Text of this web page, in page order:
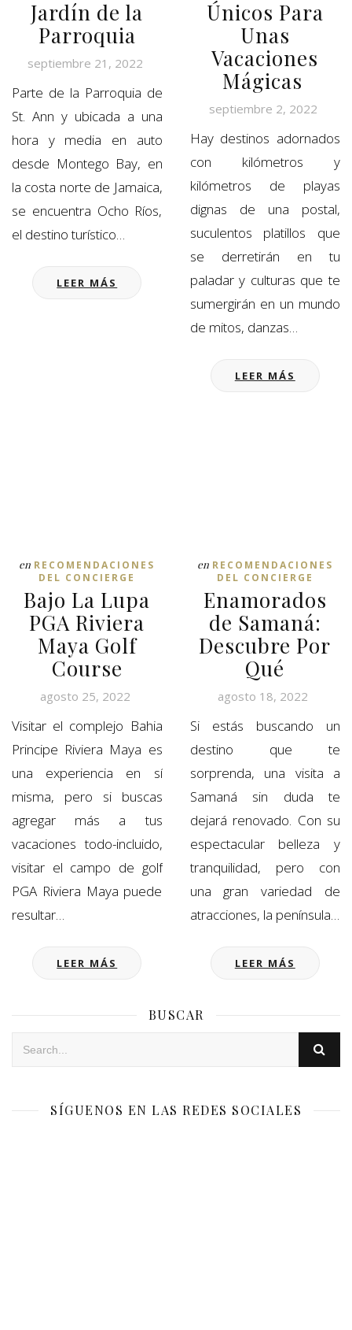
Jardín de la
Parroquia
septiembre 21, 2022
Parte de la Parroquia de
St. Ann y ubicada a una
hora y media en auto
desde Montego Bay, en
la costa norte de Jamaica,
se encuentra Ocho Ríos,
el destino turístico…
LEER MÁS
Únicos Para
Unas
Vacaciones
Mágicas
septiembre 2, 2022
Hay destinos adornados
con kilómetros y
kilómetros de playas
dignas de una postal,
suculentos platillos que
se derretirán en tu
paladar y culturas que te
sumergirán en un mundo
de mitos, danzas…
LEER MÁS
en RECOMENDACIONES
DEL CONCIERGE
Bajo La Lupa
PGA Riviera
Maya Golf
Course
agosto 25, 2022
Visitar el complejo Bahia
Principe Riviera Maya es
una experiencia en sí
misma, pero si buscas
agregar más a tus
vacaciones todo-incluido,
visitar el campo de golf
PGA Riviera Maya puede
resultar…
LEER MÁS
en RECOMENDACIONES
DEL CONCIERGE
Enamorados
de Samaná:
Descubre Por
Qué
agosto 18, 2022
Si estás buscando un
destino que te
sorprenda, una visita a
Samaná sin duda te
dejará renovado. Con su
espectacular belleza y
tranquilidad, pero con
una gran variedad de
atracciones, la península…
LEER MÁS
BUSCAR
SÍGUENOS EN LAS REDES SOCIALES